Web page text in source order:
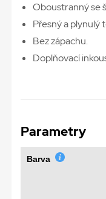
Oboustranný se
Přesný a plynulý
Bez zápachu.
Doplňovací
Parametry
Barva